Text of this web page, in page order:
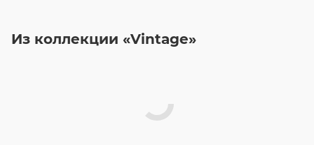
Из коллекции «Vintage»